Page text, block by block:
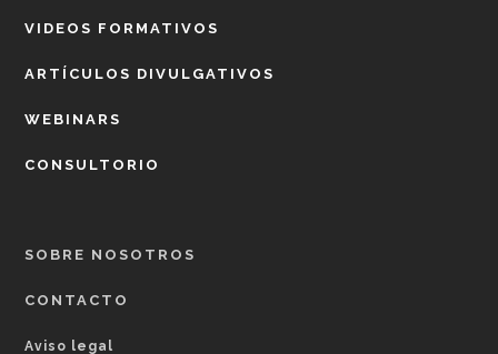
VIDEOS FORMATIVOS
ARTÍCULOS DIVULGATIVOS
WEBINARS
CONSULTORIO
SOBRE NOSOTROS
CONTACTO
Aviso legal